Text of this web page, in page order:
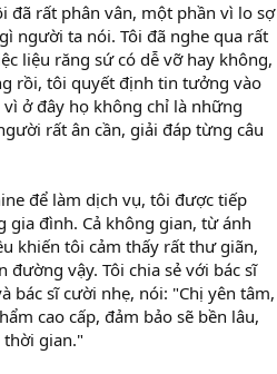
đã rất phân vân, một phần vì lo sợ
người ta nói. Tôi đã nghe qua rất
liệu răng sứ có dễ vỡ hay không,
rồi, tôi quyết định tin tưởng vào
ở đây họ không chỉ là những
rất ân cần, giải đáp từng câu
để làm dịch vụ, tôi được tiếp
đình. Cả không gian, từ ánh
khiến tôi cảm thấy rất thư giãn,
vậy. Tôi chia sẻ với bác sĩ
bác sĩ cười nhẹ, nói: "Chị yên tâm,
cao cấp, đảm bảo sẽ bền lâu,
gian."